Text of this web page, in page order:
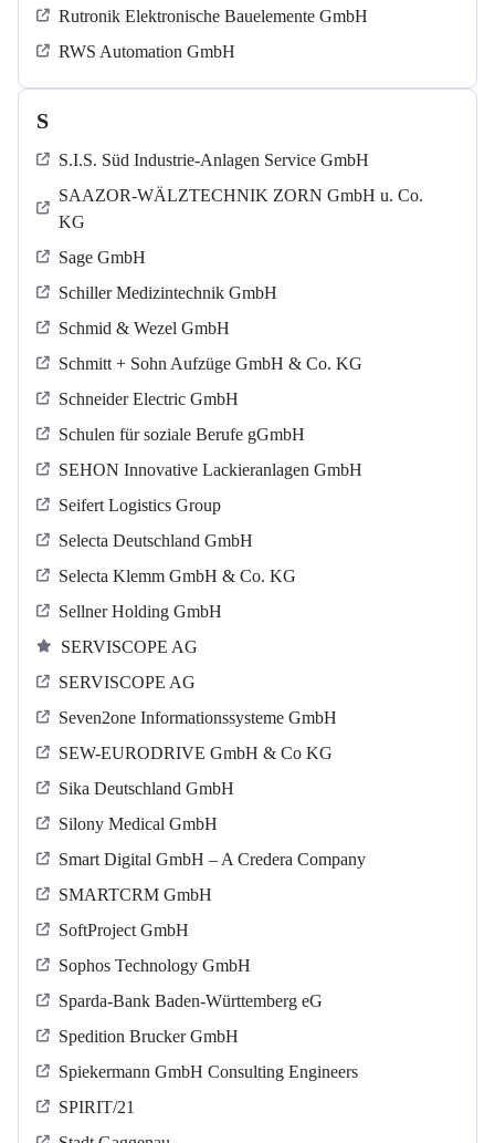
Rutronik Elektronische Bauelemente GmbH
RWS Automation GmbH
S
S.I.S. Süd Industrie-Anlagen Service GmbH
SAAZOR-WÄLZTECHNIK ZORN GmbH u. Co.
KG
Sage GmbH
Schiller Medizintechnik GmbH
Schmid & Wezel GmbH
Schmitt + Sohn Aufzüge GmbH & Co. KG
Schneider Electric GmbH
Schulen für soziale Berufe gGmbH
SEHON Innovative Lackieranlagen GmbH
Seifert Logistics Group
Selecta Deutschland GmbH
Selecta Klemm GmbH & Co. KG
Sellner Holding GmbH
SERVISCOPE AG
SERVISCOPE AG
Seven2one Informationssysteme GmbH
SEW-EURODRIVE GmbH & Co KG
Sika Deutschland GmbH
Silony Medical GmbH
Smart Digital GmbH – A Credera Company
SMARTCRM GmbH
SoftProject GmbH
Sophos Technology GmbH
Sparda-Bank Baden-Württemberg eG
Spedition Brucker GmbH
Spiekermann GmbH Consulting Engineers
SPIRIT/21